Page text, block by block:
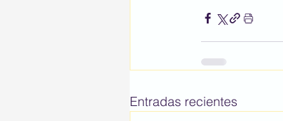
Entradas recientes